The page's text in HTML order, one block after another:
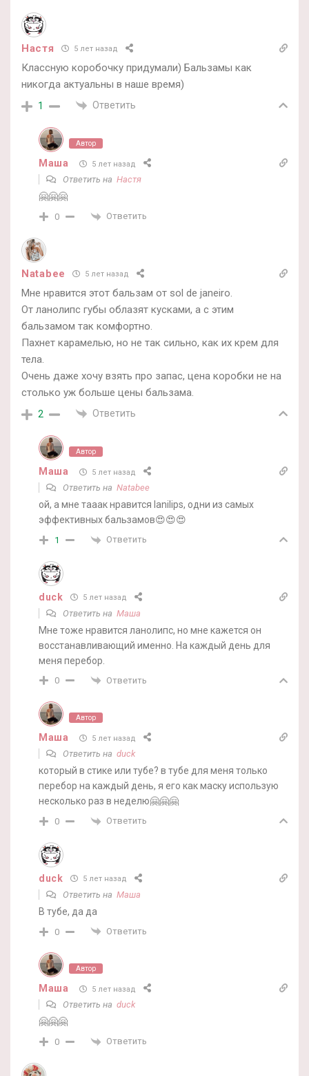
Настя 5 лет назад
Классную коробочку придумали) Бальзамы как
никогда актуальны в наше время)
1 Ответить
Автор
Маша 5 лет назад
Ответить на Настя
🤗🤗🤗
0 Ответить
Natabee 5 лет назад
Мне нравится этот бальзам от sol de janeiro.
От ланолипс губы облазят кусками, а с этим
бальзамом так комфортно.
Пахнет карамелью, но не так сильно, как их крем для
тела.
Очень даже хочу взять про запас, цена коробки не на
столько уж больше цены бальзама.
2 Ответить
Автор
Маша 5 лет назад
Ответить на Natabee
ой, а мне тааак нравится lanilips, одни из самых
эффективных бальзамов😍😍😍
1 Ответить
duck 5 лет назад
Ответить на Маша
Мне тоже нравится ланолипс, но мне кажется он
восстанавливающий именно. На каждый день для
меня перебор.
0 Ответить
Автор
Маша 5 лет назад
Ответить на duck
который в стике или тубе? в тубе для меня только
перебор на каждый день, я его как маску использую
несколько раз в неделю🤗🤗🤗
0 Ответить
duck 5 лет назад
Ответить на Маша
В тубе, да да
0 Ответить
Автор
Маша 5 лет назад
Ответить на duck
🤗🤗🤗
0 Ответить